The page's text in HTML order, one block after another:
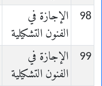
98
الإجازة في
الفنون التشكيلية
99
الإجازة في
الفنون التشكيلية